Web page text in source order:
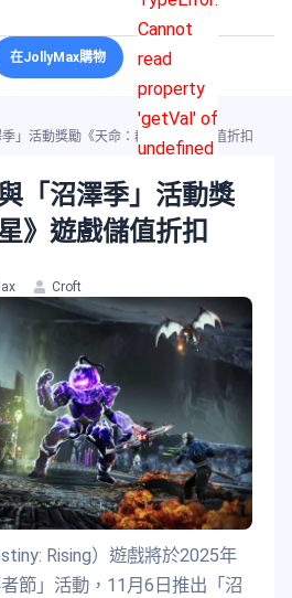
Cannot
read
property
'getVal' of
undefined
在JollyMax購物
季」活動獎勵《天命：群星》遊戲儲值折扣
「沼澤季」活動獎
》遊戲儲值折扣
Croft
Rising）遊戲將於2025年
節」活動，11月6日推出「沼